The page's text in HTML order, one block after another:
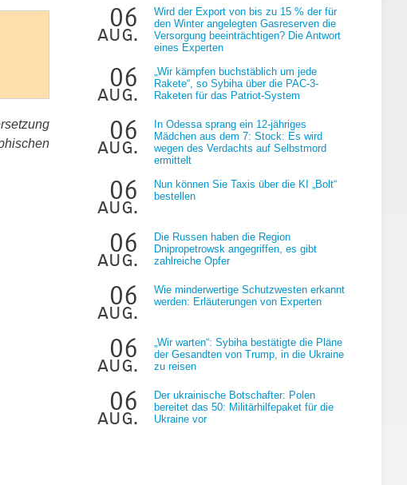
06
aug.
Wird der Export von bis zu 15 % der für
den Winter angelegten Gasreserven die
Versorgung beeinträchtigen? Die Antwort
eines Experten
06
aug.
„Wir kämpfen buchstäblich um jede
Rakete“, so Sybiha über die PAC-3-
Raketen für das Patriot-System
06
aug.
In Odessa sprang ein 12-jähriges
Mädchen aus dem 7: Stock: Es wird
wegen des Verdachts auf Selbstmord
ermittelt
06
aug.
Nun können Sie Taxis über die KI „Bolt“
bestellen
06
aug.
Die Russen haben die Region
Dnipropetrowsk angegriffen, es gibt
zahlreiche Opfer
06
aug.
Wie minderwertige Schutzwesten erkannt
werden: Erläuterungen von Experten
06
aug.
„Wir warten“: Sybiha bestätigte die Pläne
der Gesandten von Trump, in die Ukraine
zu reisen
06
aug.
Der ukrainische Botschafter: Polen
bereitet das 50: Militärhilfepaket für die
Ukraine vor